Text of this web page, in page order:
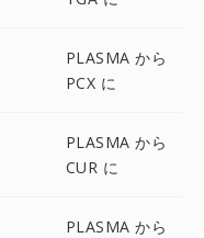
PLASMA から
PCX に
PLASMA から
CUR に
PLASMA から